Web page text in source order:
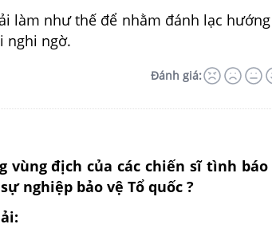
làm như thế để nhằm đánh lạc
nghi ngờ.
Đánh giá:
vùng địch của các chiến sĩ tình
nghiệp bảo vệ Tổ quốc ?